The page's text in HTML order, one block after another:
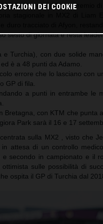
2023 dopo il Gran Premio di
sesto di giornata e resta
Turchia), con due solide
è a 48 punti da Adamo.
errore che lo lasciano con
GP di fila.
a punti in entrambe le
con KTM che punta
Park sarà il 16 e 17
sulla MX2 , visto che
attesa di un controllo
secondo in campionato e il
sulle possibilità di
ospita il GP di Turchia dal
DEI COOKIE